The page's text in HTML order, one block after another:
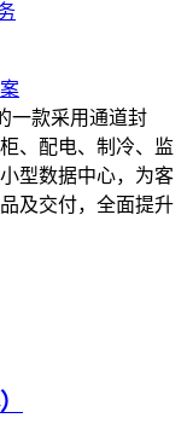
一款采用通道封
、配电、制冷、监
型数据中心，为客
及交付，全面提升